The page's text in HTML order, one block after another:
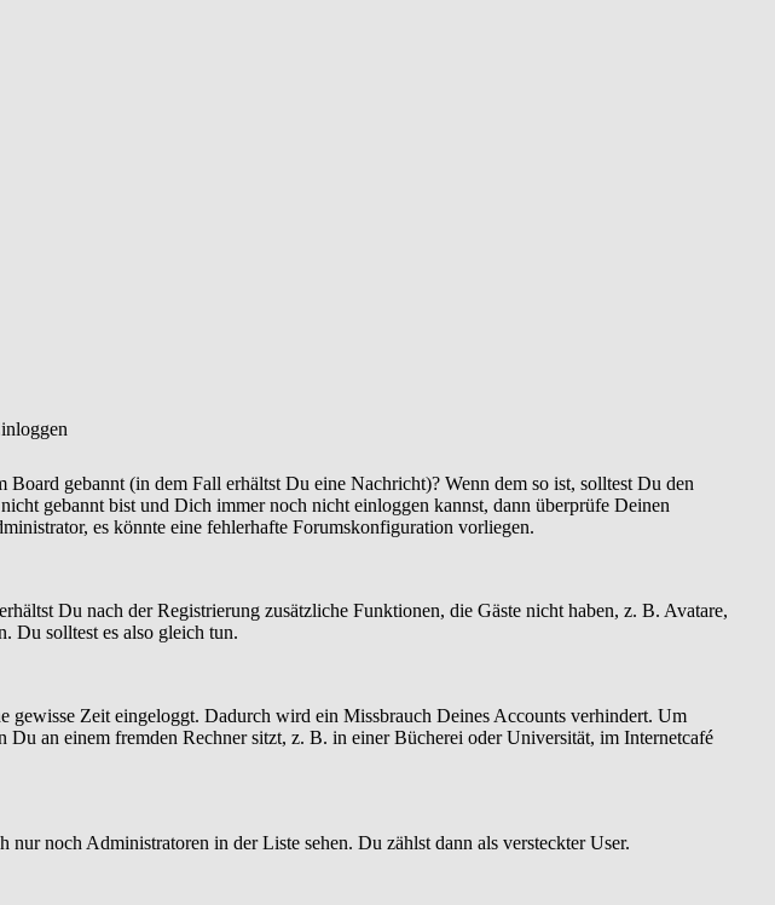
gebannt (in dem Fall erhältst Du eine Nachricht)? Wenn dem so ist, solltest Du den
gebannt bist und Dich immer noch nicht einloggen kannst, dann überprüfe Deinen
es könnte eine fehlerhafte Forumskonfiguration vorliegen.
Du nach der Registrierung zusätzliche Funktionen, die Gäste nicht haben, z. B. Avatare,
Du solltest es also gleich tun.
Zeit eingeloggt. Dadurch wird ein Missbrauch Deines Accounts verhindert. Um
an einem fremden Rechner sitzt, z. B. in einer Bücherei oder Universität, im Internetcafé
noch Administratoren in der Liste sehen. Du zählst dann als versteckter User.